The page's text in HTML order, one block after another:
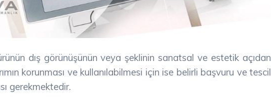
dış görünüşünün veya şeklinin sanatsal ve estetik açıdan
korunması ve kullanılabilmesi için ise belirli başvuru ve tescil
gerekmektedir.